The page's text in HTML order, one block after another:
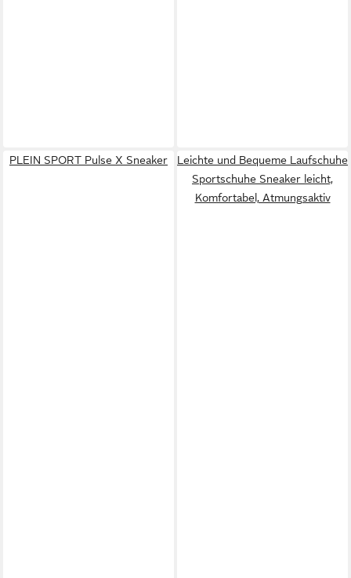
PLEIN SPORT Pulse X Sneaker
Leichte und Bequeme Laufschuhe
Sportschuhe Sneaker leicht,
Komfortabel, Atmungsaktiv